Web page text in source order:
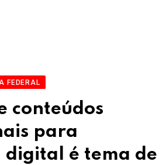
FEDERAL
conteúdos
para
digital é tema de